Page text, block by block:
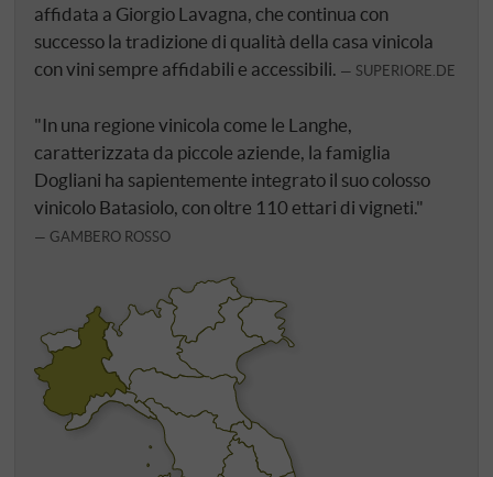
affidata a Giorgio Lavagna, che continua con
successo la tradizione di qualità della casa vinicola
con vini sempre affidabili e accessibili.
SUPERIORE.DE
"In una regione vinicola come le Langhe,
caratterizzata da piccole aziende, la famiglia
Dogliani ha sapientemente integrato il suo colosso
vinicolo Batasiolo, con oltre 110 ettari di vigneti."
GAMBERO ROSSO